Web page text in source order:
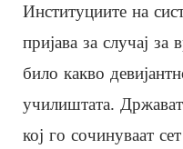
Институциите на
пријава за случај за
било какво
училиштата.
кој го сочинуваат